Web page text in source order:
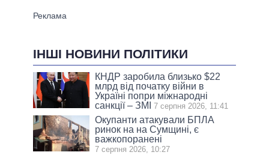
ІНШІ НОВИНИ ПОЛІТИКИ
КНДР заробила близько $22
млрд від початку війни в
Україні попри міжнародні
санкції – ЗМІ
7 серпня 2026, 11:41
Окупанти атакували БПЛА
ринок на на Сумщині, є
важкопоранені
7 серпня 2026, 10:27